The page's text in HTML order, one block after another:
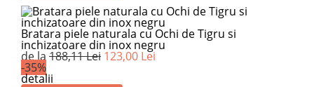
Bratara piele naturala cu Ochi de Tigru si
inchizatoare din inox negru
de la188,11 Lei 123,00 Lei
-35%
detalii